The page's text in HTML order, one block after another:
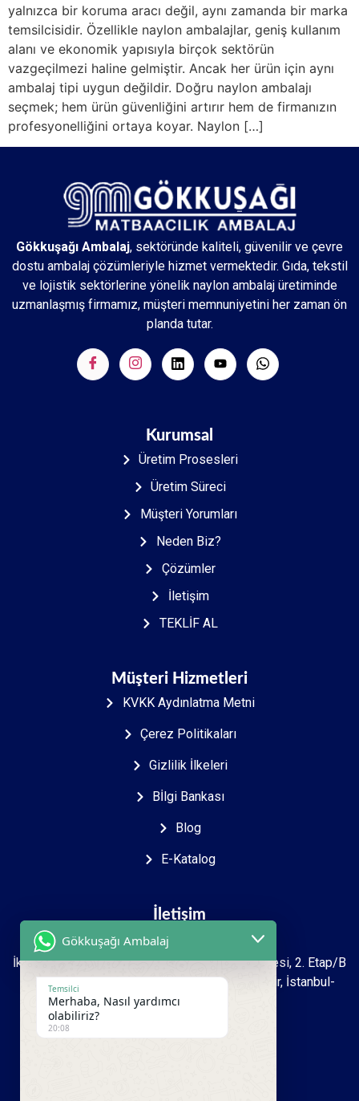
yalnızca bir koruma aracı değil, aynı zamanda bir marka
temsilcisidir. Özellikle naylon ambalajlar, geniş kullanım
alanı ve ekonomik yapısıyla birçok sektörün
vazgeçilmezi haline gelmiştir. Ancak her ürün için aynı
ambalaj tipi uygun değildir. Doğru naylon ambalajı
seçmek; hem ürün güvenliğini artırır hem de firmanızın
profesyonelliğini ortaya koyar. Naylon […]
Gökkuşağı Ambalaj, sektöründe kaliteli, güvenilir ve çevre
dostu ambalaj çözümleriyle hizmet vermektedir. Gıda, tekstil
ve lojistik sektörlerine yönelik naylon ambalaj üretiminde
uzmanlaşmış firmamız, müşteri memnuniyetini her zaman ön
planda tutar.
Kurumsal
Üretim Prosesleri
Üretim Süreci
Müşteri Yorumları
Neden Biz?
Çözümler
İletişim
TEKLİF AL
Müşteri Hizmetleri
KVKK Aydınlatma Metni
Çerez Politikaları
Gizlilik İlkeleri
Bİlgi Bankası
Blog
E-Katalog
İletişim
İkitelli O.S.B Mah. 2723. sokak İpkas Sanayi Sitesi, 2. Etap/B
Ada 7 Zemin 1.kat İşyeri No: 27-39 Başakşehir, İstanbul-
Türkiye
Gökkuşağı Ambalaj
Temsilci
Merhaba, Nasıl yardımcı
olabiliriz?
20:08